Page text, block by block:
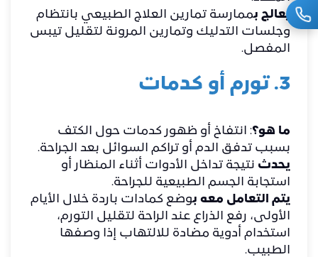
يعالج بممارسة تمارين العلاج الطبيعي بانتظام
وجلسات التدليك وتمارين المرونة لتقليل تيبس
المفصل.
3. تورم أو كدمات
ما هو؟: انتفاخ أو ظهور كدمات حول الكتف
بسبب تدفق الدم أو تراكم السوائل بعد الجراحة.
يحدث نتيجة تداخل الأدوات أثناء المنظار أو
استجابة الجسم الطبيعية للجراحة.
يتم التعامل معه بوضع كمادات باردة خلال الأيام
الأولى، رفع الذراع عند الراحة لتقليل التورم،
استخدام أدوية مضادة للالتهاب إذا وصفها
الطبيب.